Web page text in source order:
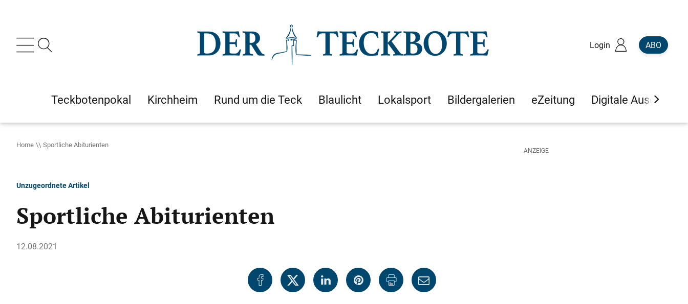
Login ABO
Teckbotenpokal Kirchheim Rund um die Teck Blaulicht Lokalsport Bildergalerien eZeitung Digitale Ausgaben
Home Sportliche Abiturienten
Unzugeordnete Artikel
Sportliche Abiturienten
12.08.2021